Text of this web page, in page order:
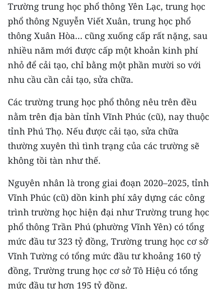
Trường trung học phổ thông Yên Lạc, trung học
phổ thông Nguyễn Viết Xuân, trung học phổ
thông Xuân Hòa… cũng xuống cấp rất nặng, sau
nhiều năm mới được cấp một khoản kinh phí
nhỏ để cải tạo, chỉ bằng một phần mười so với
nhu cầu cần cải tạo, sửa chữa.
Các trường trung học phổ thông nêu trên đều
nằm trên địa bàn tỉnh Vĩnh Phúc (cũ), nay thuộc
tỉnh Phú Thọ. Nếu được cải tạo, sửa chữa
thường xuyên thì tình trạng của các trường sẽ
không tồi tàn như thế.
Nguyên nhân là trong giai đoạn 2020–2025, tỉnh
Vĩnh Phúc (cũ) dồn kinh phí xây dựng các công
trình trường học hiện đại như Trường trung học
phổ thông Trần Phú (phường Vĩnh Yên) có tổng
mức đầu tư 323 tỷ đồng, Trường trung học cơ sở
Vĩnh Tường có tổng mức đầu tư khoảng 160 tỷ
đồng, Trường trung học cơ sở Tô Hiệu có tổng
mức đầu tư hơn 195 tỷ đồng.